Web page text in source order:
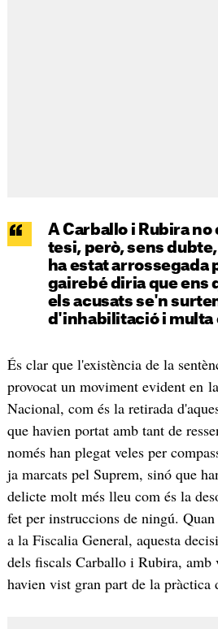
A Carballo i Rubira
tesi, però, sens
ha estat arrossegada
gairebé diria que ens
els acusats se'n
d'inhabilitació i multa
És clar que l'existència de la
provocat un moviment evident en
Nacional, com és la retirada
que havien portat amb tant de
només han plegat veles per
ja marcats pel Suprem, sinó que
delicte molt més lleu com és la
fet per instruccions de ningú.
a la Fiscalia General, aquesta
dels fiscals Carballo i Rubira,
havien vist gran part de la pràctica